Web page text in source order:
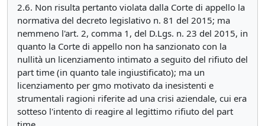
2.6. Non risulta pertanto violata dalla Corte di appello la
normativa del decreto legislativo n. 81 del 2015; ma
nemmeno l'art. 2, comma 1, del D.Lgs. n. 23 del 2015, in
quanto la Corte di appello non ha sanzionato con la
nullità un licenziamento intimato a seguito del rifiuto del
part time (in quanto tale ingiustificato); ma un
licenziamento per gmo motivato da inesistenti e
strumentali ragioni riferite ad una crisi aziendale, cui era
sotteso l'intento di reagire al legittimo rifiuto del part